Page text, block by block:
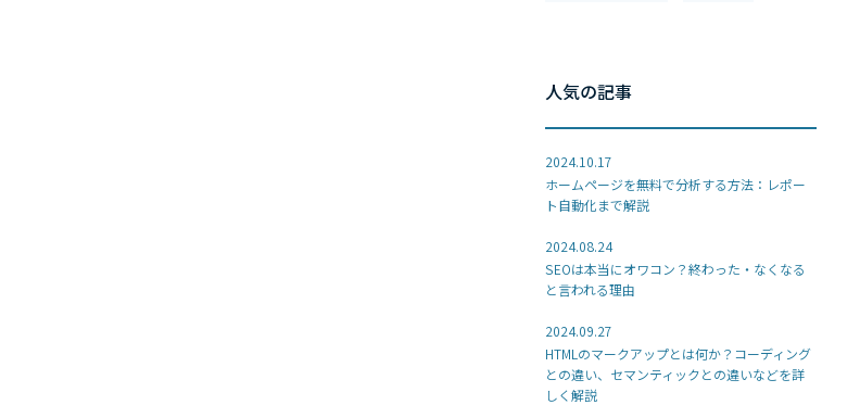
人気の記事
2024.10.17
ホームページを無料で分析する方法：レポー
ト自動化まで解説
2024.08.24
SEOは本当にオワコン？終わった・なくなる
と言われる理由
2024.09.27
HTMLのマークアップとは何か？コーディング
との違い、セマンティックとの違いなどを詳
しく解説